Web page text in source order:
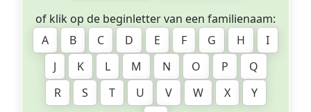
of klik op de beginletter van een familienaam:
A
B C D E F G H
I
J
K L M N O P
Q
R
S T U V W X
Y